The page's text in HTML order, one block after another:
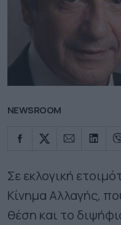
NEWSROOM
Σε εκλογική
Κίνημα Αλλαγής,
θέση και το